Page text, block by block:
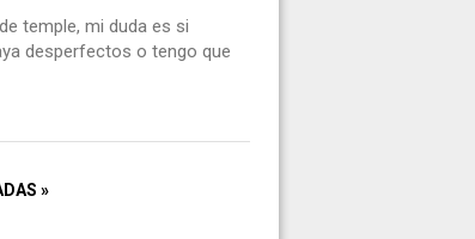
temple, mi duda es si
desperfectos o tengo que
»